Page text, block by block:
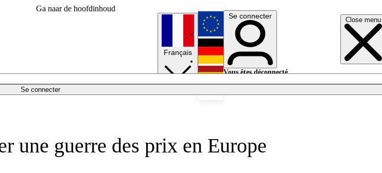
Ga naar de hoofdinhoud
Close menu
Se connecter
Français
English
Deutsch
Se connecter
Vous êtes déconnecté.
une guerre des prix en Europe